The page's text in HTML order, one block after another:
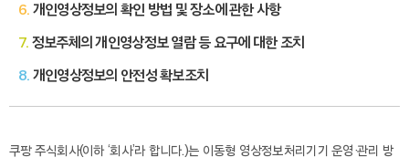
6. 개인영상정보의 확인 방법 및 장소에 관한 사항
7. 정보주체의 개인영상정보 열람 등 요구에 대한 조치
8. 개인영상정보의 안전성 확보조치
쿠팡 주식회사(이하 ‘회사’라 합니다.)는 이동형 영상정보처리기기 운영·관리 방